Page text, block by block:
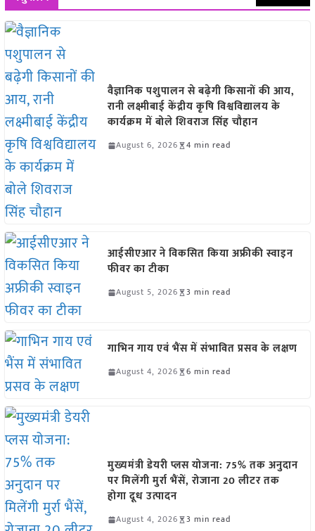
वैज्ञानिक पशुपालन से बढ़ेगी किसानों की आय,
रानी लक्ष्मीबाई केंद्रीय कृषि विश्वविद्यालय के
कार्यक्रम में बोले शिवराज सिंह चौहान
August 6, 2026 4 min read
आईसीएआर ने विकसित किया अफ्रीकी स्वाइन
फीवर का टीका
August 5, 2026 3 min read
गाभिन गाय एवं भैंस में संभावित प्रसव के लक्षण
August 4, 2026 6 min read
मुख्यमंत्री डेयरी प्लस योजना: 75% तक अनुदान
पर मिलेंगी मुर्रा भैंसें, रोजाना 20 लीटर तक
होगा दूध उत्पादन
August 4, 2026 3 min read